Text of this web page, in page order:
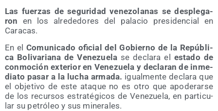
Las fuer­zas de segu­ri­dad vene­zo­la­nas se des­ple­ga­
ron en los alre­de­do­res del pala­cio pre­si­den­cial en
Caracas.
En el Comu­ni­ca­do ofi­cial del Gobierno de la Repú­bli­
ca Boli­va­ria­na de Vene­zue­la se decla­ra el esta­do de
con­mo­ción exte­rior en Vene­zue­la y decla­ran de inme­
dia­to pasar a la lucha arma­da. igual­men­te decla­ra que
el obje­ti­vo de este ata­que no es otro que apo­de­rar­se
de los recur­sos estra­té­gi­cos de Vene­zue­la, en par­ti­cu­
lar su petró­leo y sus minerales.